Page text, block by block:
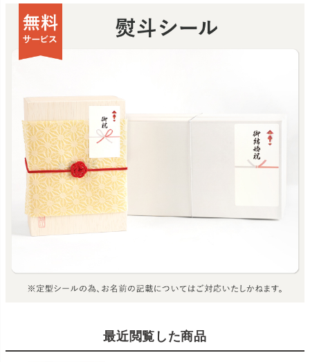
最近閲覧した商品